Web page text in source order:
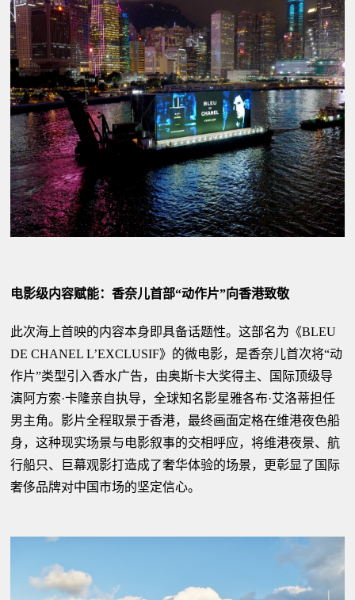
电影级内容赋能：香奈儿首部“动作片”向香港致敬
此次海上首映的内容本身即具备话题性。这部名为《BLEU
DE CHANEL L’EXCLUSIF》的微电影，是香奈儿首次将“动
作片”类型引入香水广告，由奥斯卡大奖得主、国际顶级导
演阿方索·卡隆亲自执导，全球知名影星雅各布·艾洛蒂担任
男主角。影片全程取景于香港，最终画面定格在维港夜色船
身，这种现实场景与电影叙事的交相呼应，将维港夜景、航
行船只、巨幕观影打造成了奢华体验的场景，更彰显了国际
奢侈品牌对中国市场的坚定信心。